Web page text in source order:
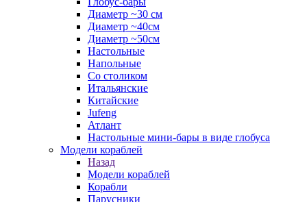
Диаметр ~30 см
Диаметр ~40см
Диаметр ~50см
Настольные
Напольные
Со столиком
Итальянские
Китайские
Jufeng
Атлант
Настольные мини-бары в виде глобуса
Модели кораблей
Назад
Модели кораблей
Корабли
Парусники